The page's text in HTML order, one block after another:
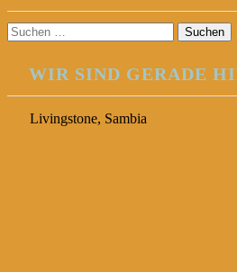
Suchen
nach:
WIR SIND GERADE
Livingstone, Sambia